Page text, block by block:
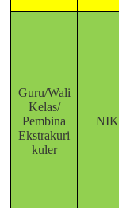
Guru/Wali
Kelas/
Pembina
Ekstrakuri
kuler
NIK